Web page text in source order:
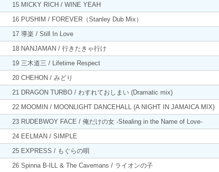
15 MICKY RICH / WINE YEAH
16 PUSHIM / FOREVER（Stanley Dub Mix）
17 導楽 / Still In Love
18 NANJAMAN / 行きたきゃ行け
19 三木道三 / Lifetime Respect
20 CHEHON / みどり
21 DRAGON TURBO / わすれておしまい (Dramatic mix)
22 MOOMIN / MOONLIGHT DANCEHALL (A NIGHT IN JAMAICA MIX)
23 RUDEBWOY FACE / 俺だけの女 -Stealing in the Name of Love-
24 EELMAN / SIMPLE
25 EXPRESS / もぐらの唄
26 Spinna B-ILL & The Cavemans / ライオンの子